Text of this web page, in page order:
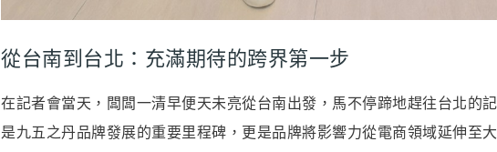
從台南到台北：充滿期待的跨界第一步
在記者會當天，闆闆一清早便天未亮從台南出發，馬不停蹄地趕往台北的
是九五之丹品牌發展的重要里程碑，更是品牌將影響力從電商領域延伸至